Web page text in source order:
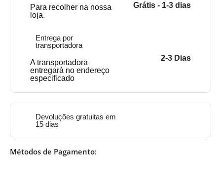
Para recolher na nossa
loja.
Grátis - 1-3 dias
Entrega por
transportadora
A transportadora
entregará no endereço
especificado
2-3 Dias
Devoluções gratuitas em
15 dias
Métodos de Pagamento: